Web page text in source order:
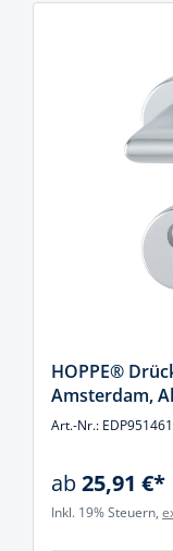
HOPPE®
Amsterdam,
Art.-Nr.:
ab25,91 €*
Inkl. 19% Steuern,